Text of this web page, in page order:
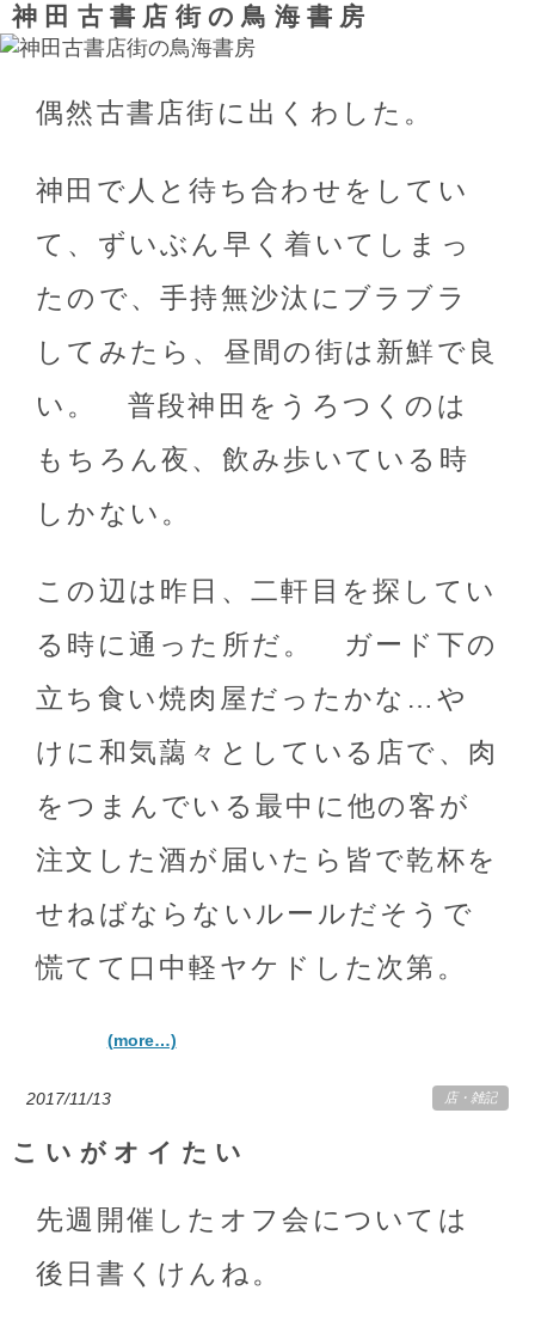
神田古書店街の鳥海書房
偶然古書店街に出くわした。
神田で人と待ち合わせをしてい
て、ずいぶん早く着いてしまっ
たので、手持無沙汰にブラブラ
してみたら、昼間の街は新鮮で良
い。 普段神田をうろつくのは
もちろん夜、飲み歩いている時
しかない。
この辺は昨日、二軒目を探してい
る時に通った所だ。 ガード下の
立ち食い焼肉屋だったかな…や
けに和気藹々としている店で、肉
をつまんでいる最中に他の客が
注文した酒が届いたら皆で乾杯を
せねばならないルールだそうで
慌てて口中軽ヤケドした次第。
(more…)
2017/11/13 店・ 雑記
こいがオイたい
先週開催したオフ会については
後日書くけんね。